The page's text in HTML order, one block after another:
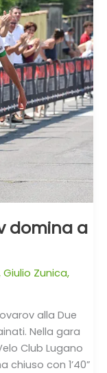
domina a
Giulio Zunica,
alla Due
Nella gara
Club Lugano
con 1’40”